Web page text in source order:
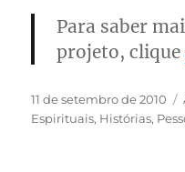
Para saber
projeto, clique
Publicado
em
11 de setembro de 2010
Espirituais, Histórias,